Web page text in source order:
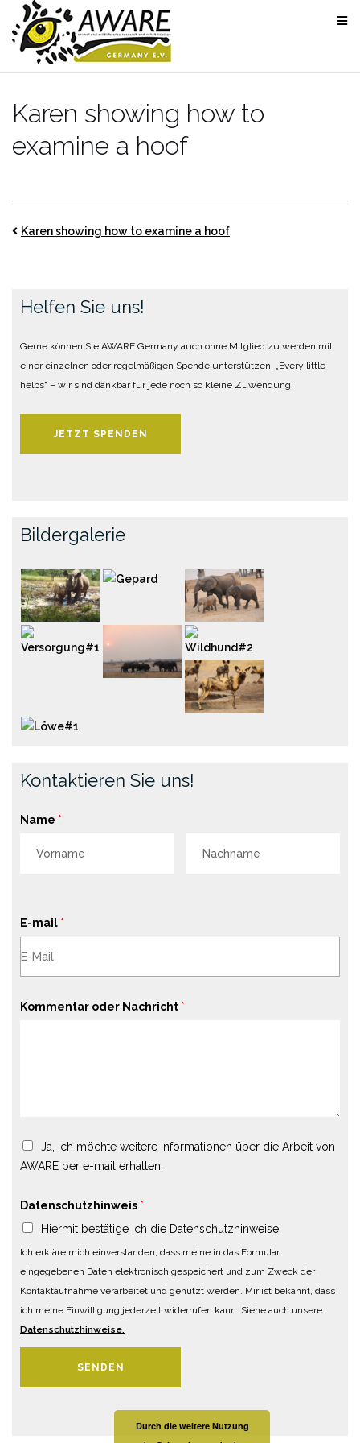
Skip
content
Karen showing how to
examine a hoof
Karen showing how to examine a hoof
Helfen Sie uns!
Gerne können Sie AWARE Germany auch ohne Mitglied zu werden mit
einer einzelnen oder regelmäßigen Spende unterstützen. „Every little
helps“ – wir sind dankbar für jede noch so kleine Zuwendung!
JETZT SPENDEN
Bildergalerie
Kontaktieren Sie uns!
Name *
E-mail *
Kommentar oder Nachricht *
Ja, ich möchte weitere Informationen über die Arbeit von
AWARE per e-mail erhalten.
Datenschutzhinweis *
Hiermit bestätige ich die Datenschutzhinweise
Ich erkläre mich einverstanden, dass meine in das Formular
eingegebenen Daten elektronisch gespeichert und zum Zweck der
Kontaktaufnahme verarbeitet und genutzt werden. Mir ist bekannt, dass
ich meine Einwilligung jederzeit widerrufen kann. Siehe auch unsere
Datenschutzhinweise.
SENDEN
Durch die weitere Nutzung